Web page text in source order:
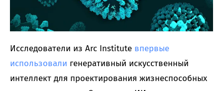
Исследователи из Arc Institute впервые
использовали генеративный искусственный
интеллект для проектирования жизнеспособных